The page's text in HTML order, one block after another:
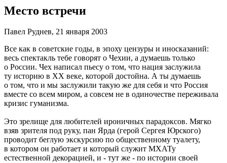
Место встречи
Павел Руднев, 21 января 2003
Все как в советские годы, в эпоху цензуры и иносказаний:
весь спектакль тебе говорят о Чехии, а думаешь только
о России. Чех написал пьесу о том, что нация заслужила
ту историю в XX веке, которой достойна. А ты думаешь
о том, что и мы заслужили такую же для себя и что Россия
вместе со всем миром, а совсем не в одиночестве переживала
кризис гуманизма.
Это зрелище для любителей ироничных парадоксов. Мягко
взяв зрителя под руку, пан Ярда (герой Сергея Юрского)
проводит беглую экскурсию по общественному туалету,
в котором он работает и который служит МХАТу
естественной декорацией, и - тут же - по истории своей